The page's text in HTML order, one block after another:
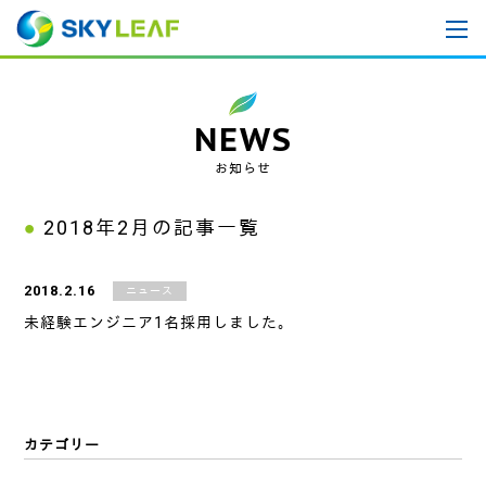
NEWS
お知らせ
2018年2月 の記事一覧
2018.2.16 ニュース
未経験エンジニア1名採用しました。
カテゴリー